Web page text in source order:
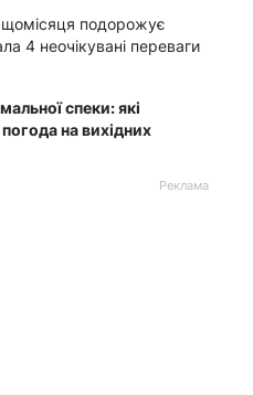
подорожує
4 неочікувані переваги
спеки: які
на вихідних
Реклама